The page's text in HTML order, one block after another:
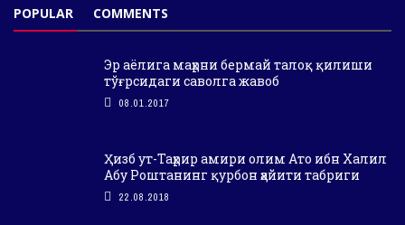
POPULAR COMMENTS
Эр аёлига маҳрни бермай талоқ қилиши
тўғрсидаги саволга жавоб
08.01.2017
Ҳизб ут-Таҳрир амири олим Ато ибн Халил
Абу Роштанинг қурбон ҳайити табриги
22.08.2018